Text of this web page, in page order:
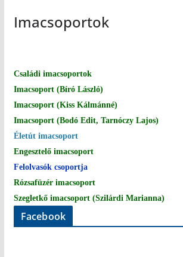
Imacsoportok
Családi imacsoportok
Imacsoport (Bíró László)
Imacsoport (Kiss Kálmánné)
Imacsoport (Bodó Edit, Tarnóczy Lajos)
Életút imacsoport
Engesztelő imacsoport
Felolvasók csoportja
Rózsafüzér imacsoport
Szegletkő imacsoport (Szilárdi Marianna)
Facebook